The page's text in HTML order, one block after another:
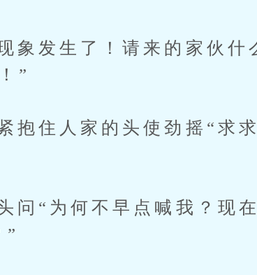
发生了！请来的家伙什
”
住人家的头使劲摇“求求
“为何不早点喊我？现